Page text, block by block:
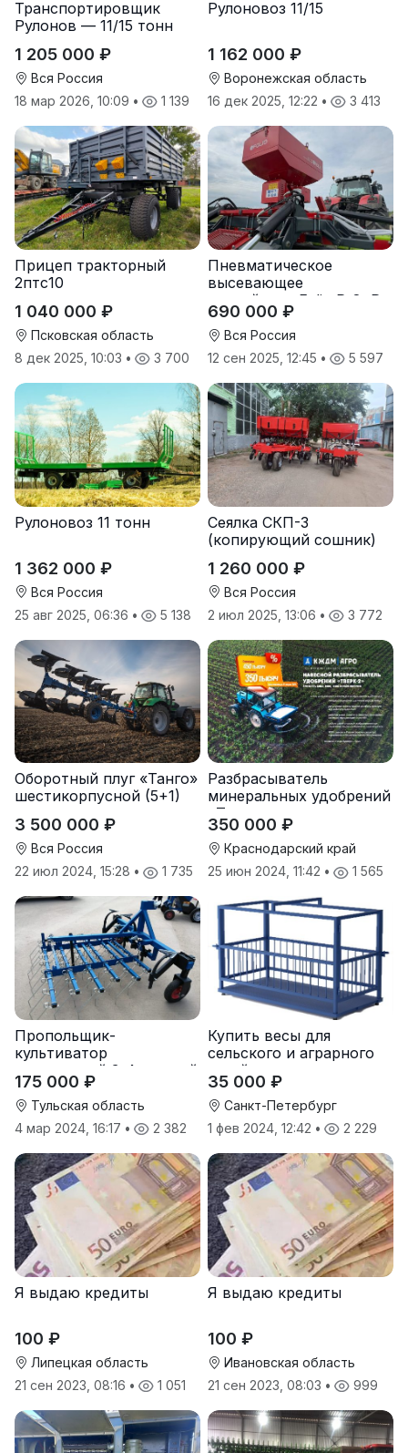
Транспортировщик
Рулонов — 11/15 тонн
1 205 000 ₽
Вся Россия
18 мар 2026, 10:09 • 1 139
Рулоновоз 11/15
1 162 000 ₽
Воронежская область
16 дек 2025, 12:22 • 3 413
Прицеп тракторный
2птс10
1 040 000 ₽
Псковская область
8 дек 2025, 10:03 • 3 700
Пневматическое
высевающее
устройство Folio R-8, R-
12
690 000 ₽
Вся Россия
12 сен 2025, 12:45 • 5 597
Рулоновоз 11 тонн
1 362 000 ₽
Вся Россия
25 авг 2025, 06:36 • 5 138
Сеялка СКП-3
(копирующий сошник)
1 260 000 ₽
Вся Россия
2 июл 2025, 13:06 • 3 772
Оборотный плуг «Танго»
шестикорпусной (5+1)
3 500 000 ₽
Вся Россия
22 июл 2024, 15:28 • 1 735
Разбрасыватель
минеральных удобрений
«Тверк»
350 000 ₽
Краснодарский край
25 июн 2024, 11:42 • 1 565
Пропольщик-
культиватор
штригерный 3-4-рядный
«ТУЛКА-3/4»
175 000 ₽
Тульская область
4 мар 2024, 16:17 • 2 382
Купить весы для
сельского и аграрного
хозяйства от
производителя
35 000 ₽
Санкт-Петербург
1 фев 2024, 12:42 • 2 229
Я выдаю кредиты
100 ₽
Липецкая область
21 сен 2023, 08:16 • 1 051
Я выдаю кредиты
100 ₽
Ивановская область
21 сен 2023, 08:03 • 999